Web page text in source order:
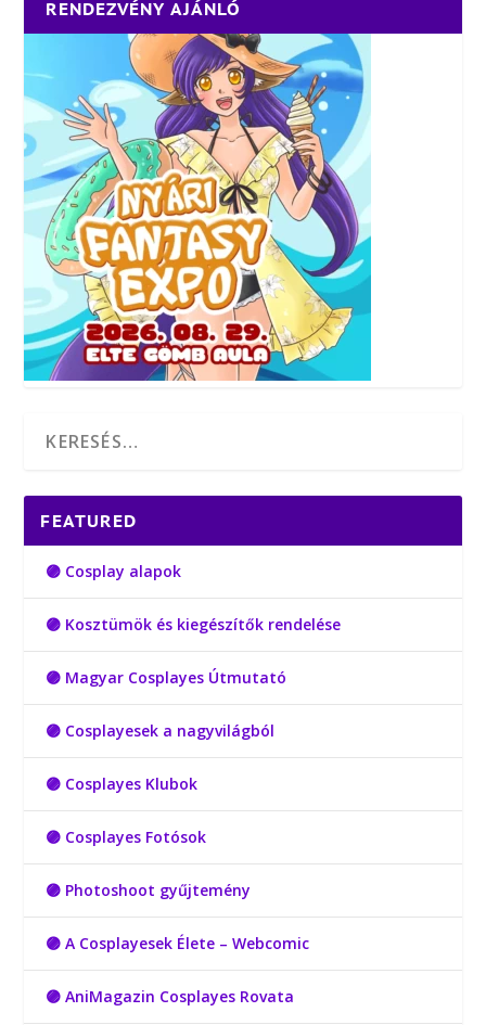
RENDEZVÉNY AJÁNLÓ
FEATURED
🟣 Cosplay alapok
🟣 Kosztümök és kiegészítők rendelése
🟣 Magyar Cosplayes Útmutató
🟣 Cosplayesek a nagyvilágból
🟣 Cosplayes Klubok
🟣 Cosplayes Fotósok
🟣 Photoshoot gyűjtemény
🟣 A Cosplayesek Élete – Webcomic
🟣 AniMagazin Cosplayes Rovata